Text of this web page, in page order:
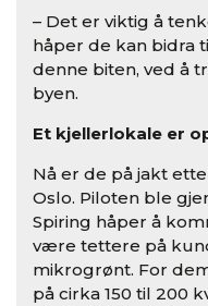
– Det er viktig å
håper de kan bidra
denne biten, ved å
byen.
Et kjellerlokale er
Nå er de på jakt
Oslo. Piloten ble
Spiring håper å
være tettere på
mikrogrønt. For
på cirka 150 til 200